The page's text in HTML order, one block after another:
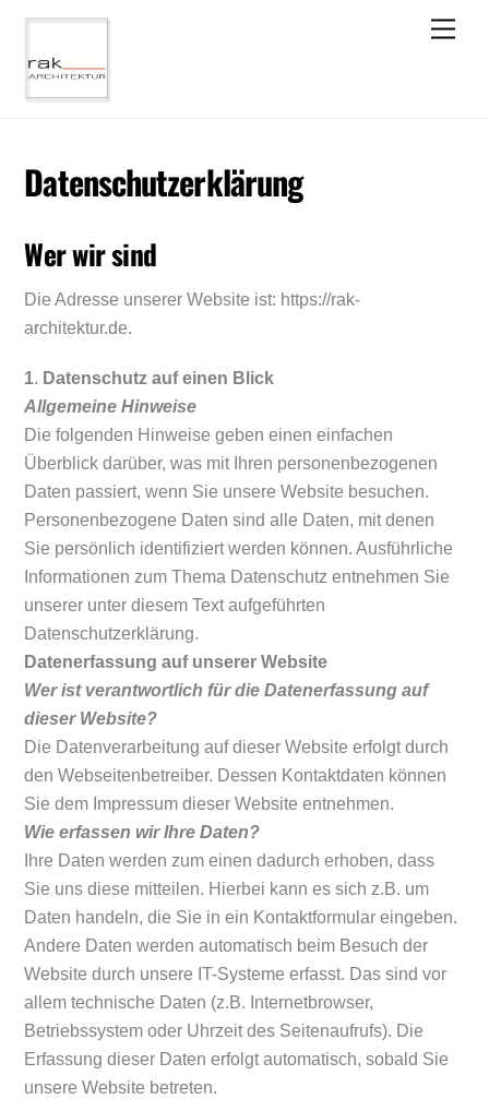
content
Datenschutzerklärung
Wer wir sind
Die Adresse unserer Website ist: https://rak-
architektur.de.
1. Datenschutz auf einen Blick
Allgemeine Hinweise
Die folgenden Hinweise geben einen einfachen
Überblick darüber, was mit Ihren personenbezogenen
Daten passiert, wenn Sie unsere Website besuchen.
Personenbezogene Daten sind alle Daten, mit denen
Sie persönlich identifiziert werden können. Ausführliche
Informationen zum Thema Datenschutz entnehmen Sie
unserer unter diesem Text aufgeführten
Datenschutzerklärung.
Datenerfassung auf unserer Website
Wer ist verantwortlich für die Datenerfassung auf
dieser Website?
Die Datenverarbeitung auf dieser Website erfolgt durch
den Webseitenbetreiber. Dessen Kontaktdaten können
Sie dem Impressum dieser Website entnehmen.
Wie erfassen wir Ihre Daten?
Ihre Daten werden zum einen dadurch erhoben, dass
Sie uns diese mitteilen. Hierbei kann es sich z.B. um
Daten handeln, die Sie in ein Kontaktformular eingeben.
Andere Daten werden automatisch beim Besuch der
Website durch unsere IT-Systeme erfasst. Das sind vor
allem technische Daten (z.B. Internetbrowser,
Betriebssystem oder Uhrzeit des Seitenaufrufs). Die
Erfassung dieser Daten erfolgt automatisch, sobald Sie
unsere Website betreten.